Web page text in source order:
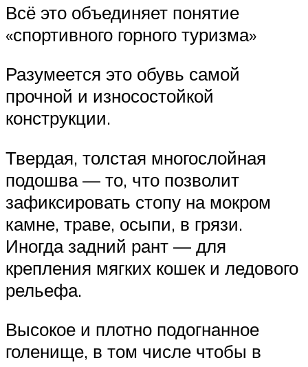
Всё это объединяет понятие
«спортивного горного туризма»
Разумеется это обувь самой
прочной и износостойкой
конструкции.
Твердая, толстая многослойная
подошва — то, что позволит
зафиксировать стопу на мокром
камне, траве, осыпи, в грязи.
Иногда задний рант — для
крепления мягких кошек и ледового
рельефа.
Высокое и плотно подогнанное
голенище, в том числе чтобы в